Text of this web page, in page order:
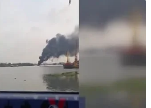
NGUYỄN THỊ TÁM, KHÚC THANH
Quy định sử dụng
Hỗ trợ